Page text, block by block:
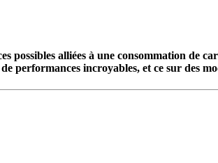
alliées à une consommation de
performances incroyables, et ce sur des